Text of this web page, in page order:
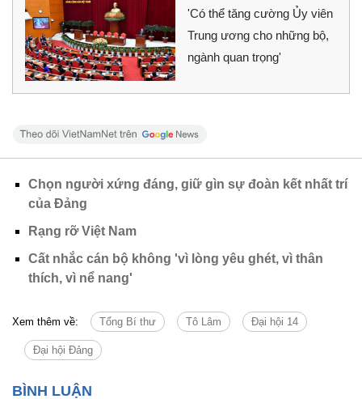
'Có thể tăng cường Ủy viên
Trung ương cho những bộ,
ngành quan trọng'
Chọn người xứng đáng, giữ gìn sự đoàn kết nhất trí
của Đảng
Rạng rỡ Việt Nam
Cất nhắc cán bộ không 'vì lòng yêu ghét, vì thân
thích, vì nể nang'
Xem thêm về: Tổng Bí thư Tô Lâm Đại hội 14
Đại hội Đảng